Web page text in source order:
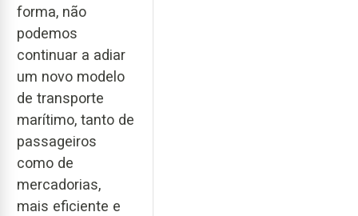
forma, não
podemos
continuar a adiar
um novo modelo
de transporte
marítimo, tanto de
passageiros
como de
mercadorias,
mais eficiente e